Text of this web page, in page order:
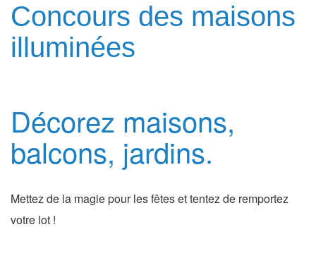
Concours des maisons
illuminées
Décorez maisons,
balcons, jardins.
Mettez de la magie pour les fêtes et tentez de remportez
votre lot !